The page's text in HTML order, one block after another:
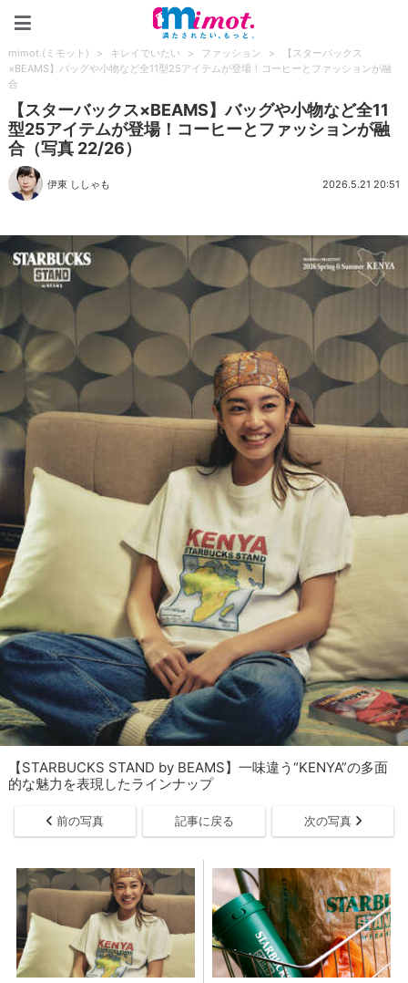
mimot.(ミモット) > キレイでいたい > ファッション >
【スターバックス
×BEAMS】バッグや小物など全11型25アイテムが登場！コーヒーとファッションが融
合
【スターバックス×BEAMS】バッグや小物など全11
型25アイテムが登場！コーヒーとファッションが融
合（写真 22/26）
伊東 ししゃも 2026.5.21 20:51
【STARBUCKS STAND by BEAMS】一味違う“KENYA”の多面
的な魅力を表現したラインナップ
前の写真 記事に戻る 次の写真